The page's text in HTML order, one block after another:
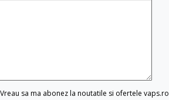
Vreau sa ma abonez la noutatile si ofertele vaps.ro